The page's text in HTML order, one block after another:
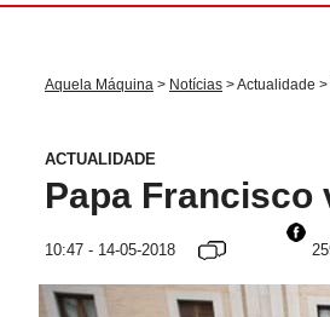
Aquela Máquina > Notícias >Actualidade
ACTUALIDADE
Papa Francisco
10:47 - 14-05-2018